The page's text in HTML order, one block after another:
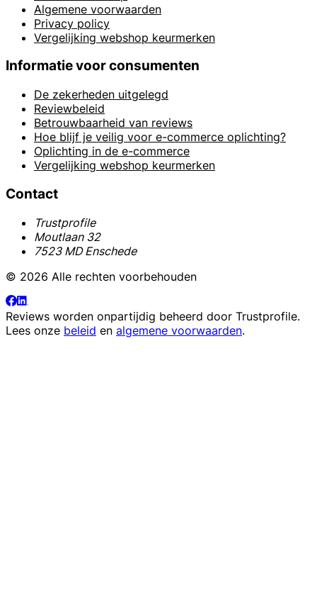
Algemene voorwaarden
Privacy policy
Vergelijking webshop keurmerken
Informatie voor consumenten
De zekerheden uitgelegd
Reviewbeleid
Betrouwbaarheid van reviews
Hoe blijf je veilig voor e-commerce oplichting?
Oplichting in de e-commerce
Vergelijking webshop keurmerken
Contact
Trustprofile
Moutlaan 32
7523 MD Enschede
© 2026 Alle rechten voorbehouden
Reviews worden onpartijdig beheerd door Trustprofile.
Lees onze beleid en algemene voorwaarden.